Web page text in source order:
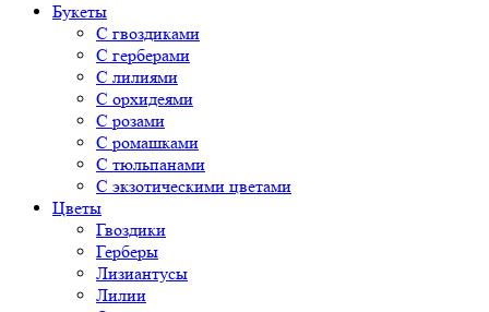
Букеты
С гвоздиками
С герберами
С лилиями
С орхидеями
С розами
С ромашками
С тюльпанами
С экзотическими цветами
Цветы
Гвоздики
Герберы
Лизиантусы
Лилии